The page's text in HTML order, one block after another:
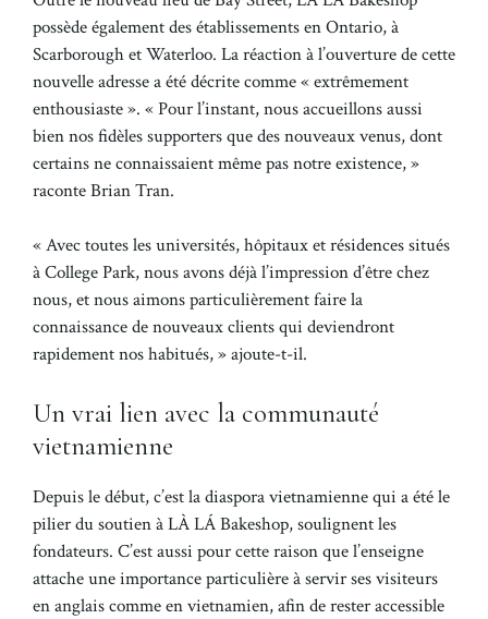
possède également des établissements en Ontario, à
Scarborough et Waterloo. La réaction à l’ouverture de cette
nouvelle adresse a été décrite comme « extrêmement
enthousiaste ». « Pour l’instant, nous accueillons aussi
bien nos fidèles supporters que des nouveaux venus, dont
certains ne connaissaient même pas notre existence, »
raconte Brian Tran.
« Avec toutes les universités, hôpitaux et résidences situés
à College Park, nous avons déjà l’impression d’être chez
nous, et nous aimons particulièrement faire la
connaissance de nouveaux clients qui deviendront
rapidement nos habitués, » ajoute-t-il.
Un vrai lien avec la communauté
vietnamienne
Depuis le début, c’est la diaspora vietnamienne qui a été le
pilier du soutien à LÀ LÁ Bakeshop, soulignent les
fondateurs. C’est aussi pour cette raison que l’enseigne
attache une importance particulière à servir ses visiteurs
en anglais comme en vietnamien, afin de rester accessible